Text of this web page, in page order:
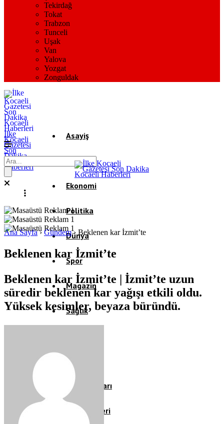
Tekirdağ
Tokat
Trabzon
Tunceli
Uşak
Van
Yalova
Yozgat
Zonguldak
İlke
Kocaeli
Gazetesi
Son
Dakika
Kocaeli
Haberleri
Asayiş
Gündem
Ekonomi
Politika
Dünya
Spor
Magazin
Sağlık
Teknoloji
Köşe Yazıları
Video Galeri
Ana Sayfa› Gündem› Beklenen kar İzmit’te
Beklenen kar İzmit’te
Beklenen kar İzmit’te | İzmit’te uzun
süredir beklenen kar yağışı etkili oldu.
Yüksek kesimler, beyaza büründü.